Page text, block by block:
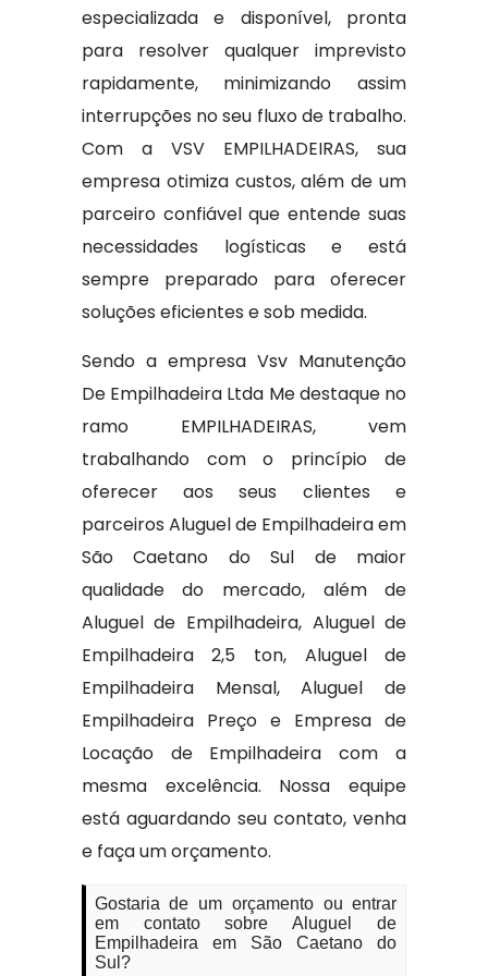
especializada e disponível, pronta
para resolver qualquer imprevisto
rapidamente, minimizando assim
interrupções no seu fluxo de trabalho.
Com a VSV EMPILHADEIRAS, sua
empresa otimiza custos, além de um
parceiro confiável que entende suas
necessidades logísticas e está
sempre preparado para oferecer
soluções eficientes e sob medida.
Sendo a empresa Vsv Manutenção
De Empilhadeira Ltda Me destaque no
ramo EMPILHADEIRAS, vem
trabalhando com o princípio de
oferecer aos seus clientes e
parceiros Aluguel de Empilhadeira em
São Caetano do Sul de maior
qualidade do mercado, além de
Aluguel de Empilhadeira, Aluguel de
Empilhadeira 2,5 ton, Aluguel de
Empilhadeira Mensal, Aluguel de
Empilhadeira Preço e Empresa de
Locação de Empilhadeira com a
mesma excelência. Nossa equipe
está aguardando seu contato, venha
e faça um orçamento.
Gostaria de um orçamento ou entrar
em contato sobre Aluguel de
Empilhadeira em São Caetano do
Sul?